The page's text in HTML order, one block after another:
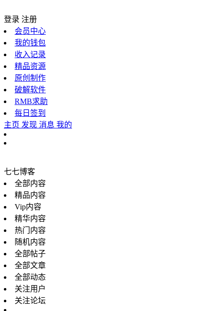
登录 注册
会员中心
我的钱包
收入记录
精品资源
原创制作
破解软件
RMB求助
每日签到
主页 发现 消息 我的
七七博客
全部内容
精品内容
Vip内容
精华内容
热门内容
随机内容
全部帖子
全部文章
全部动态
关注用户
关注论坛